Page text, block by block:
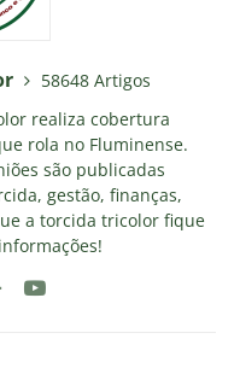
58648 Artigos
realiza cobertura
rola no Fluminense.
são publicadas
gestão, finanças,
a torcida tricolor fique